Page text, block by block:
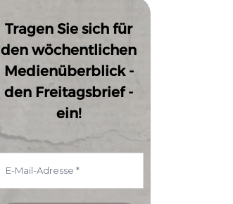
Tragen Sie sich für
den wöchentlichen
Medienüberblick -
den Freitagsbrief -
ein!